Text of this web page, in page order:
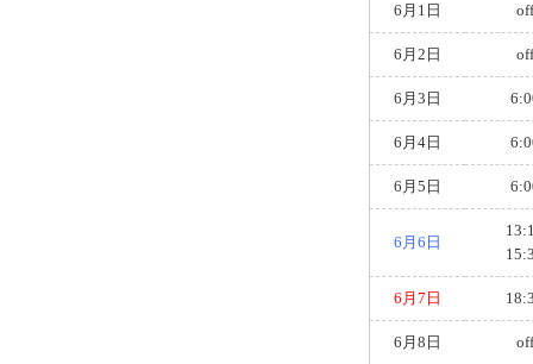
6月1日 off
6月2日 off
6月3日
6月4日
6月5日
6月6日
6月7日
6月8日 off